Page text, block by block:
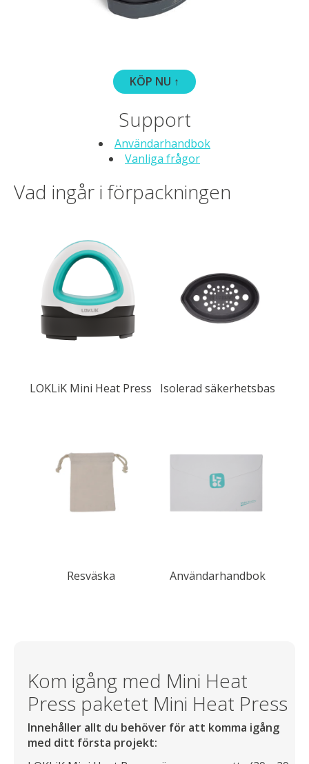
KÖP NU ↑
Support
Användarhandbok
Vanliga frågor
Vad ingår i förpackningen
LOKLiK Mini Heat Press Isolerad säkerhetsbas
Resväska Användarhandbok
Kom igång med Mini Heat
Press paketet Mini Heat Press
Innehåller allt du behöver för att komma igång
med ditt första projekt: